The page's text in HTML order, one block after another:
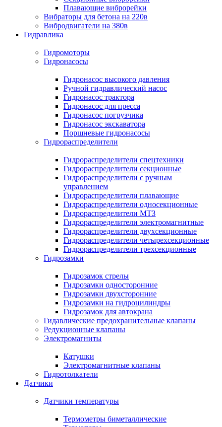
Плавающие виброрейки
Вибраторы для бетона на 220в
Вибродвигатели на 380в
Гидравлика
Гидромоторы
Гидронасосы
Гидронасос высокого давления
Ручной гидравлический насос
Гидронасос трактора
Гидронасос для пресса
Гидронасос погрузчика
Гидронасос экскаватора
Поршневые гидронасосы
Гидрораспределители
Гидрораспределители спецтехники
Гидрораспределители секционные
Гидрораспределители с ручным
управлением
Гидрораспределители плавающие
Гидрораспределители односекционные
Гидрораспределители МТЗ
Гидрораспределители электромагнитные
Гидрораспределители двухсекционные
Гидрораспределители четырехсекционные
Гидрораспределители трехсекционные
Гидрозамки
Гидрозамок стрелы
Гидрозамки односторонние
Гидрозамки двухсторонние
Гидрозамки на гидроцилиндры
Гидрозамок для автокрана
Гидавлические предохранительные клапаны
Редукционные клапаны
Электромагниты
Катушки
Электромагнитные клапаны
Гидротолкатели
Датчики
Датчики температуры
Термометры биметаллические